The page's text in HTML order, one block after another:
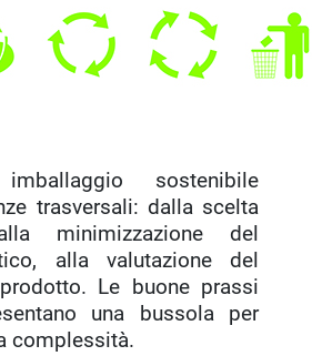
sostenibile
trasversali: dalla scelta
minimizzazione del
alla valutazione del
Le buone prassi
una bussola per
complessità.